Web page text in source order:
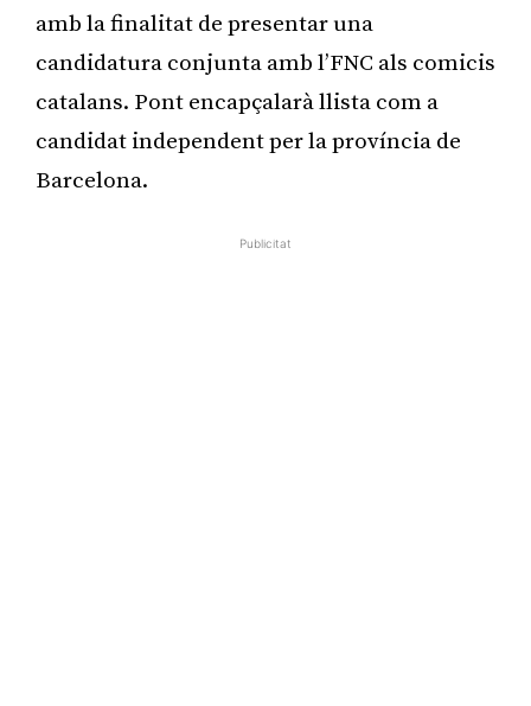
amb la finalitat de presentar una
candidatura conjunta amb l’FNC als comicis
catalans. Pont encapçalarà llista com a
candidat independent per la província de
Barcelona.
Publicitat